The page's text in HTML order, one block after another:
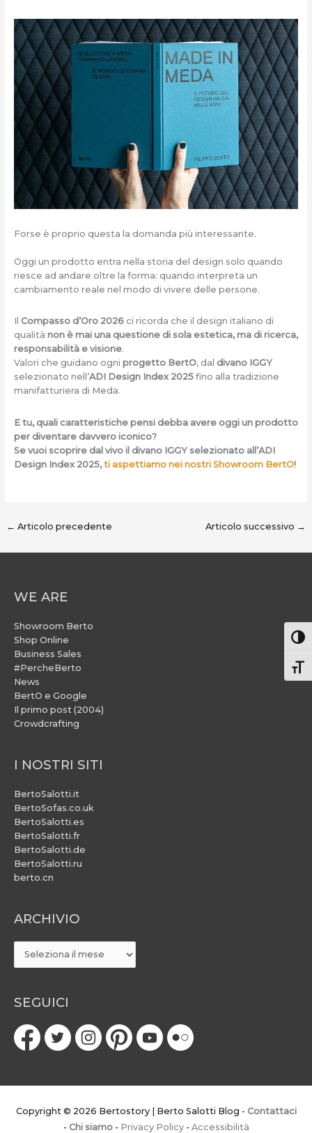
Forse è proprio questa la domanda più interessante.
Oggi un prodotto entra nella storia del design solo quando
riesce ad andare oltre la forma: quando interpreta un
cambiamento reale nel modo di vivere delle persone.
Il Compasso d’Oro 2026ci ricorda che il design italiano di
qualità non è mai una questione di sola estetica, ma di ricerca,
responsabilità e visione.
Valori che guidano ogni progetto BertO, dal divano IGGY
selezionato nell’ADI Design Index 2025fino alla tradizione
manifatturiera di Meda.
E tu, quali caratteristiche pensi debba avere oggi un prodotto
per diventare davvero iconico?
Se vuoi scoprire dal vivo il divano IGGY selezionato all’ADI
Design Index 2025, ti aspettiamo nei nostri Showroom BertO!
← Articolo precedente Articolo successivo →
WE ARE
Showroom Berto
Shop Online
Business Sales
#PercheBerto
News
BertO e Google
Il primo post (2004)
Crowdcrafting
I NOSTRI SITI
BertoSalotti.it
BertoSofas.co.uk
BertoSalotti.es
BertoSalotti.fr
BertoSalotti.de
BertoSalotti.ru
berto.cn
ARCHIVIO
ARCHIVIO
SEGUICI
Copyright © 2026 Bertostory | Berto Salotti Blog - Contattaci
- Chi siamo- Privacy Policy- Accessibilità